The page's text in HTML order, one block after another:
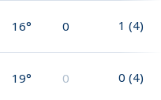
16° 0 1 (4)
19° 0 0 (4)